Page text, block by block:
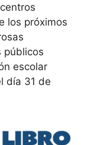
los próximos
públicos
escolar
día 31 de